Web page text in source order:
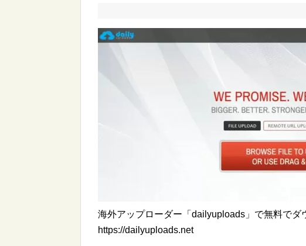
海外アップローダー「dailyuploads」で無料でダ
https://dailyuploads.net